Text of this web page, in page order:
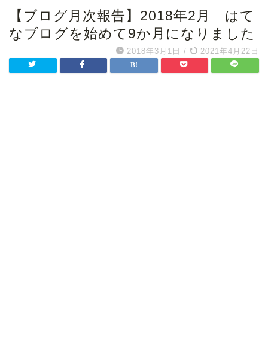
【ブログ月次報告】2018年2月 はて
なブログを始めて9か月になりました
2018年3月1日 / 2021年4月22日